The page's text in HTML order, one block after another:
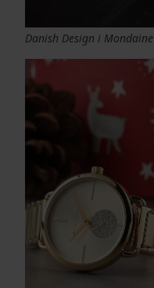
Danish Design i Mondaine